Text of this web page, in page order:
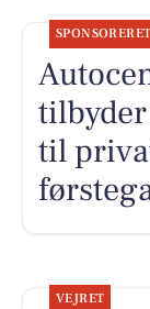
SPONSORERET
tilbyder
til
VEJRET